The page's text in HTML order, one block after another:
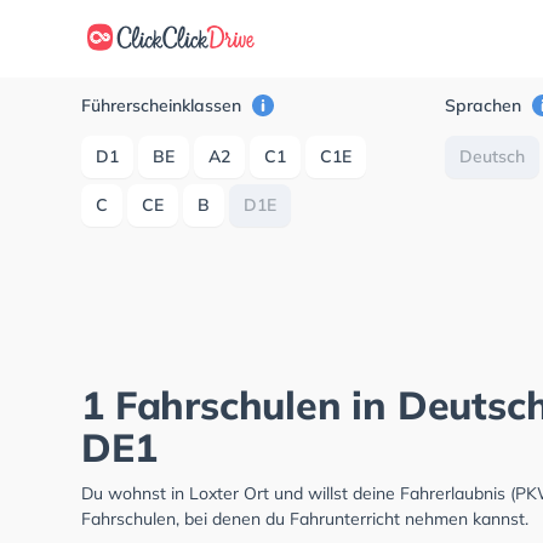
Führerscheinklassen
D1 BE A2 C1 C1E
C CE B D1E
Sprachen
Deutsch
1 Fahrschulen in
DE1
Du wohnst in Loxter Ort und willst deine Fahrerlaubnis
Fahrschulen, bei denen du Fahrunterricht nehmen kannst.